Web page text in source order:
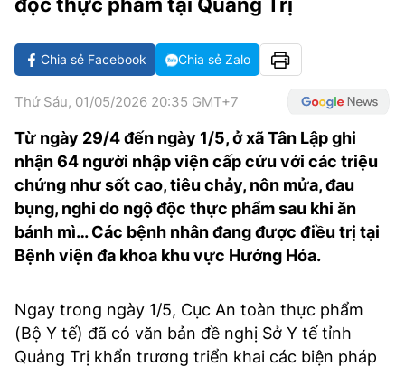
GOLF
CÁC CÚP CHÂU ÂU
BẢNG XẾP HẠNG
VĂN HÓA
DIỄN ĐÀN
NHỊP ĐẬP SỨC KHỎE
GIẢI TRÍ
KBIZ
ĐIỂM ĐẾN
ẢNH
ẨM THỰC
HIGHTECH
TIÊU ĐIỂM - SPOTLIGHT
BẠN CẦN BIẾT
E-MAGAZINE
ẢNH
Chia sẻ Facebook Chia sẻ Zalo
Thứ Sáu, 01/05/2026 20:35 GMT+7
Từ ngày 29/4 đến ngày 1/5, ở xã Tân Lập ghi
nhận 64 người nhập viện cấp cứu với các triệu
chứng như sốt cao, tiêu chảy, nôn mửa, đau
bụng, nghi do ngộ độc thực phẩm sau khi ăn
bánh mì… Các bệnh nhân đang được điều trị tại
Bệnh viện đa khoa khu vực Hướng Hóa.
Ngay trong ngày 1/5, Cục An toàn thực phẩm
(Bộ Y tế) đã có văn bản đề nghị Sở Y tế tỉnh
Quảng Trị khẩn trương triển khai các biện pháp